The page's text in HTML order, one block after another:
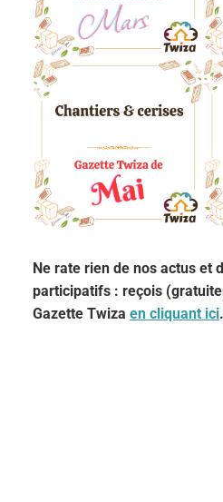
Ne rate rien de nos actus et
participatifs : reçois
Gazette Twiza en cliquant ici.